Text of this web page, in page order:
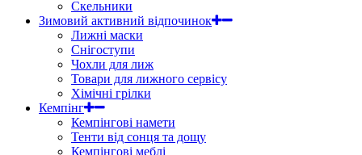
Скельники
Зимовий активний відпочинок
Лижні маски
Снігоступи
Чохли для лиж
Товари для лижного сервісу
Хімічні грілки
Кемпінг
Кемпінгові намети
Тенти від сонця та дощу
Кемпінгові меблі